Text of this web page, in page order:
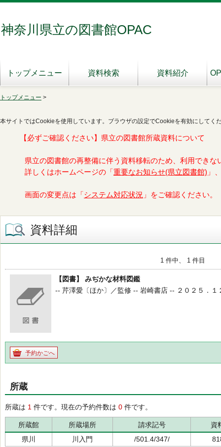
神奈川県立の図書館OPAC
トップメニュー 資料検索 資料紹介
トップメニュー >
本サイトではCookieを使用しています。ブラウザの設定でCookieを有効にしてく
【必ずご確認ください】県立の図書館所蔵資料について
県立の図書館の再整備に伴う資料移転のため、利用できな
詳しくはホームページの「 重要なお知らせ(県立図書館) 」
画面の変更点は「 システム対応状況 」をご確認ください。
資料詳細
1 件中、 1 件目
【図書】 みぢかな材料図鑑
-- 芹澤愛〔ほか〕／監修 -- 岩崎書店 -- ２０２５．
予約かごへ
所蔵
所蔵は 1 件です。現在の予約件数は 0 件です。
所蔵館 所蔵場所 請求記号
資
県川
川入門 /501.4/347/